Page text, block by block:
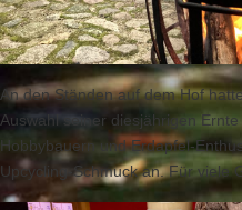
An den Ständen auf dem Hof
Auswahl seiner diesjährigen
Hobbybauern und Erdapfel-
Upcycling-Schmuck an. Für viele